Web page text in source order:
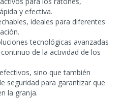
y efectiva.
ideales para diferentes
tecnológicas avanzadas
de la actividad de los
sino que también
seguridad para garantizar que
la granja.